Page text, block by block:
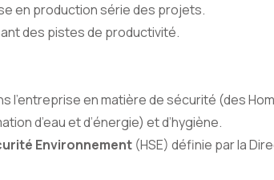
en production série des projets.
des pistes de productivité.
en matière de sécurité (des
d’eau et d’énergie) et d’hygiène.
Environnement (HSE) définie par la